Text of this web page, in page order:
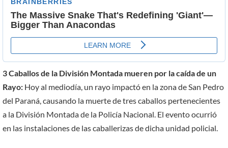
3 Caballos de la División Montada mueren por la caída de un
Rayo: Hoy al mediodía, un rayo impactó en la zona de San Pedro
del Paraná, causando la muerte de tres caballos pertenecientes
a la División Montada de la Policía Nacional. El evento ocurrió
en las instalaciones de las caballerizas de dicha unidad policial.